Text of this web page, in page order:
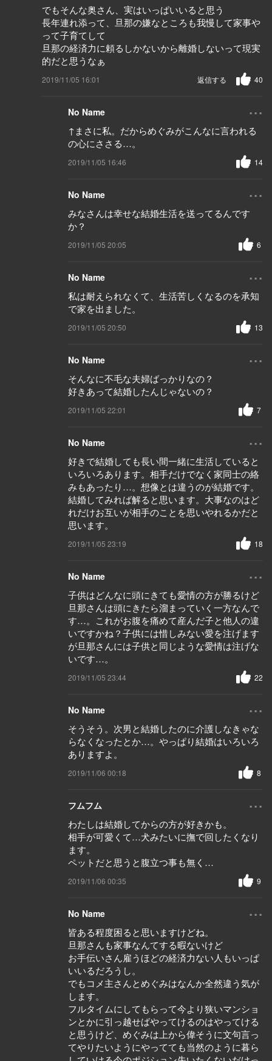
でもそんな奥さん、実はいっぱいいると思う
長年連れ添って、旦那の嫌なところも我慢して家事や
って子育てして
旦那の経済力に頼るしかないから離婚しないって現実
的だと思うなぁ
2019/11/05 16:01 40
返信する
No Name ...
↑まさに私。だからめぐみがこんなに言われる
の心にささる…。
2019/11/05 16:46 14
No Name ...
みなさんは幸せな結婚生活を送ってるんです
か？
2019/11/05 20:05 6
No Name ...
私は耐えられなくて、生活苦しくなるのを承知
で家を出ました。
2019/11/05 20:50 13
No Name ...
そんなに不毛な夫婦ばっかりなの？
好きあって結婚したんじゃないの？
2019/11/05 22:01 7
No Name ...
好きで結婚しても長い間一緒に生活していると
いろいろあります。相手だけでなく家同士の絡
みもあったり…。想像とは違うのが結婚です。
結婚してみれば解ると思います。大事なのはど
れだけお互いが相手のことを思いやれるかだと
思います。
2019/11/05 23:19 18
No Name ...
子供はどんなに頭にきても愛情の方が勝るけど
旦那さんは頭にきたら溜まっていく一方なんで
す…。これがお腹を痛めて産んだ子と他人の違
いですかね？子供には惜しみない愛を注げます
が旦那さんには子供と同じような愛情は注げな
いです…。
2019/11/05 23:44 22
No Name ...
そうそう。次男と結婚したのに介護しなきゃな
らなくなったとか…。やっぱり結婚はいろいろ
ありますよ。
2019/11/06 00:18 8
フムフム ...
わたしは結婚してからの方が好きかも。
相手が可愛くて…犬みたいに撫で回したくなり
ます。
ペットだと思うと腹立つ事も無く…
2019/11/06 00:35 9
No Name ...
皆ある程度困ると思いますけどね。
旦那さんも家事なんてする暇ないけど
お手伝いさん雇うほどの経済力ない人もいっぱ
いいるだろうし。
でもコメ主さんとめぐみはなんか全然違う気が
します。
フルタイムにしてもらって今より狭いマンショ
ンとかに引っ越せばやってけるのはやってける
と思うけど、めぐみは上から偉そうに文句言っ
てやりたいようにやってても当然のように暮ら